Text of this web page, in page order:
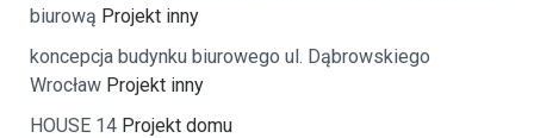
biurową Projekt inny
koncepcja budynku biurowego ul. Dąbrowskiego
Wrocław Projekt inny
HOUSE 14 Projekt domu